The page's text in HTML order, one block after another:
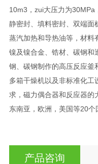
10m3，zui大压力为30MPa
静密封、填料密封、双端面
蒸汽加热和导热油等，材料
镍及镍合金、锆材、碳钢和
钢、碳钢制作的高压反应釜
多箱干燥机以及非标准化工
求，磁力偶合器和反应器的
东南亚，欧洲，美国等20个
产品咨询